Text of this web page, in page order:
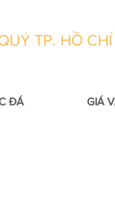
TP. HỒ
ĐÁ GIÁ